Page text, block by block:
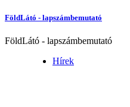
FöldLátó - lapszámbemutató
FöldLátó - lapszámbemutató
Hírek